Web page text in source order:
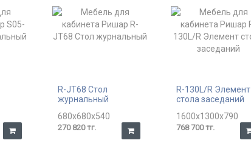
R-JT68 Стол
журнальный
680x680x540
270 820 тг.
R-130L/R Элемент
стола заседаний
1600x1300x790
768 700 тг.